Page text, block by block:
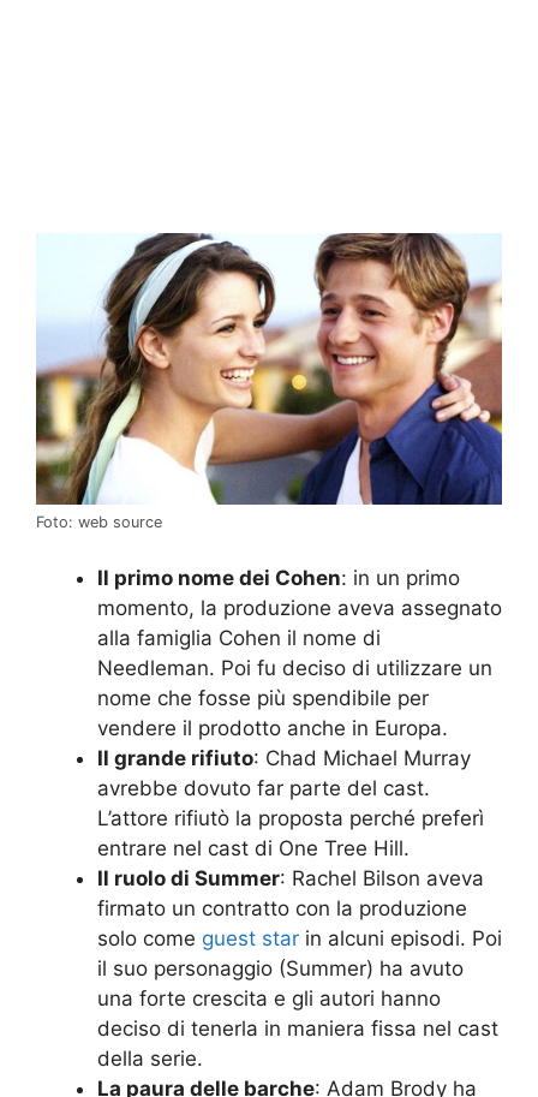
Foto: web source
Il primo nome dei Cohen: in un primo
momento, la produzione aveva assegnato
alla famiglia Cohen il nome di
Needleman. Poi fu deciso di utilizzare un
nome che fosse più spendibile per
vendere il prodotto anche in Europa.
Il grande rifiuto: Chad Michael Murray
avrebbe dovuto far parte del cast.
L’attore rifiutò la proposta perché preferì
entrare nel cast di One Tree Hill.
Il ruolo di Summer: Rachel Bilson aveva
firmato un contratto con la produzione
solo come guest star in alcuni episodi. Poi
il suo personaggio (Summer) ha avuto
una forte crescita e gli autori hanno
deciso di tenerla in maniera fissa nel cast
della serie.
La paura delle barche: Adam Brody ha